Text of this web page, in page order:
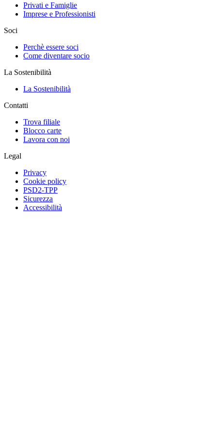
Privati e Famiglie
Imprese e Professionisti
Soci
Perchè essere soci
Come diventare socio
La Sostenibilità
La Sostenibilità
Contatti
Trova filiale
Blocco carte
Lavora con noi
Legal
Privacy
Cookie policy
PSD2-TPP
Sicurezza
Accessibilità